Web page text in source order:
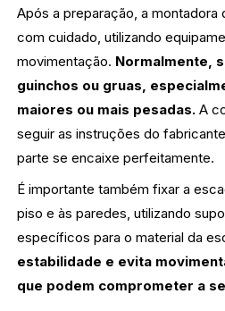
Após a preparação, a montadora
com cuidado, utilizando
movimentação. Normalmente,
guinchos ou gruas,
maiores ou mais pesadas. A
seguir as instruções do
parte se encaixe perfeitamente.
É importante também fixar a
piso e às paredes, utilizando
específicos para o material da
estabilidade e evita
que podem comprometer a